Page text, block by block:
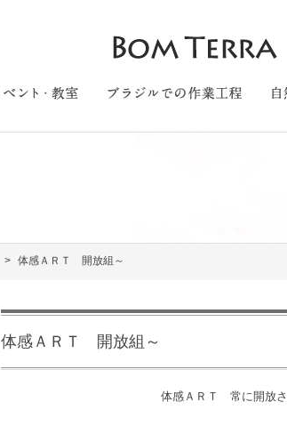
体感ＡＲＴ 開放組～
体感ＡＲＴ 開放組～
体感ＡＲＴ 常に開放